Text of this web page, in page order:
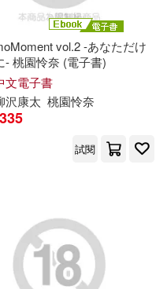
真集(43)
花(43)
vol.2 -あなただけ
- 桃園怜奈 (電子書)
文電子書
沢康太 桃園怜奈
335
試閱